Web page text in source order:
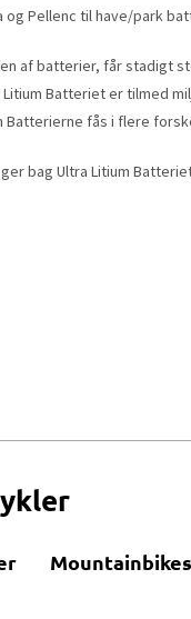
Pellenc til have/park
af batterier, får stadigt
Batteriet er tilmed
Batterierne fås i flere
bag Ultra Litium
Mountainbikes